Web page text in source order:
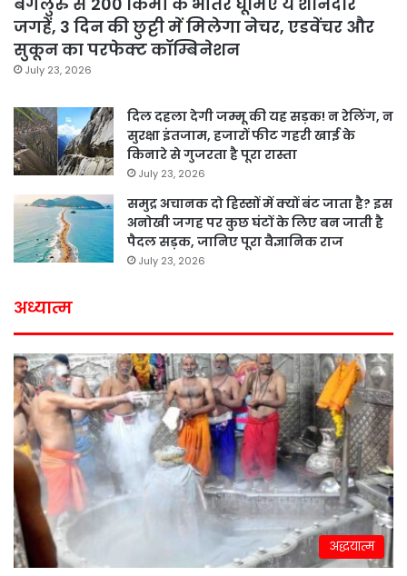
जगहें, 3 दिन की छुट्टी में मिलेगा नेचर, एडवेंचर और
सुकून का परफेक्ट कॉम्बिनेशन
July 23, 2026
दिल दहला देगी जम्मू की यह सड़क! न रेलिंग, न
सुरक्षा इंतजाम, हजारों फीट गहरी खाई के
किनारे से गुजरता है पूरा रास्ता
July 23, 2026
समुद्र अचानक दो हिस्सों में क्यों बंट जाता है? इस
अनोखी जगह पर कुछ घंटों के लिए बन जाती है
पैदल सड़क, जानिए पूरा वैज्ञानिक राज
July 23, 2026
अध्यात्म
अद्धयात्म